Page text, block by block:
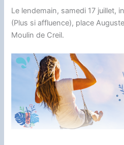
Le lendemain, samedi 17 juillet,
(Plus si affluence), place
Moulin de Creil.